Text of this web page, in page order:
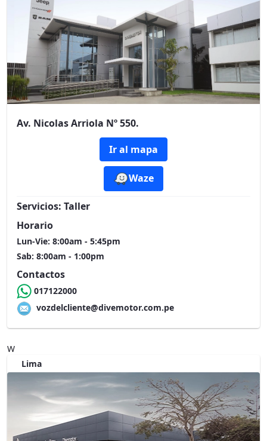
Av. Nicolas Arriola Nº 550.
Ir al mapa
Waze
Servicios: Taller
Horario
Lun-Vie: 8:00am - 5:45pm
Sab: 8:00am - 1:00pm
Contactos
017122000
vozdelcliente@divemotor.com.pe
W
Lima